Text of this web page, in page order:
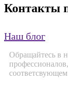
Контакты
Наш блог
Обращайтесь в
соответсвующем